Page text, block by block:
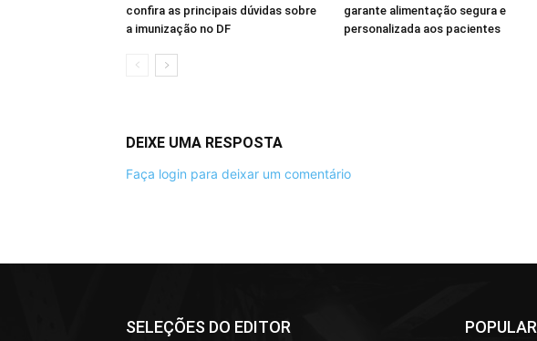
confira as principais dúvidas sobre
a imunização no DF
garante alimentação segura e
personalizada aos pacientes
DEIXE UMA RESPOSTA
Faça login para deixar um comentário
SELEÇÕES DO EDITOR POPULAR